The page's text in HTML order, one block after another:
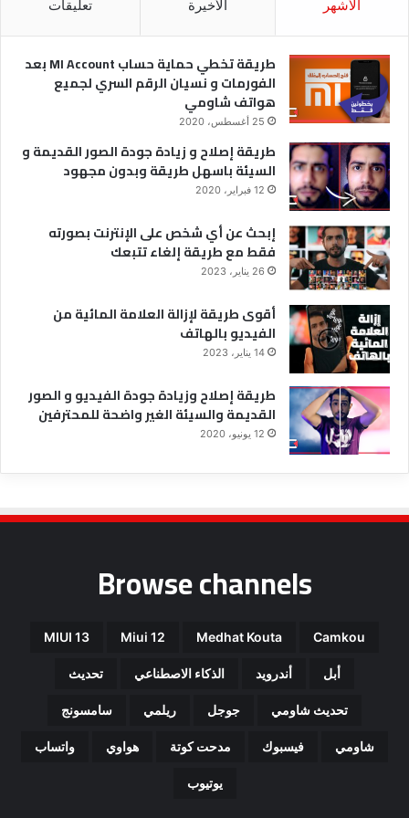
الأشهر الأخيرة تعليقات
طريقة تخطي حماية حساب MI Account بعد
الفورمات و نسيان الرقم السري لجميع
هواتف شاومي
25 أغسطس، 2020
طريقة إصلاح و زيادة جودة الصور القديمة و
السيئة باسهل طريقة وبدون مجهود
12 فبراير، 2020
إبحث عن أي شخص على الإنترنت بصورته
فقط مع طريقة إلغاء تتبعك
26 يناير، 2023
أقوى طريقة لإزالة العلامة المائية من
الفيديو بالهاتف
14 يناير، 2023
طريقة إصلاح وزيادة جودة الفيديو و الصور
القديمة والسيئة الغير واضحة للمحترفين
12 يونيو، 2020
Browse channels
Camkou
Medhat Kouta
Miui 12
MIUI 13
أبل أندرويد الذكاء الاصطناعي تحديث
تحديث شاومي جوجل ريلمي سامسونج
شاومي فيسبوك مدحت كوتة هواوي واتساب
يوتيوب